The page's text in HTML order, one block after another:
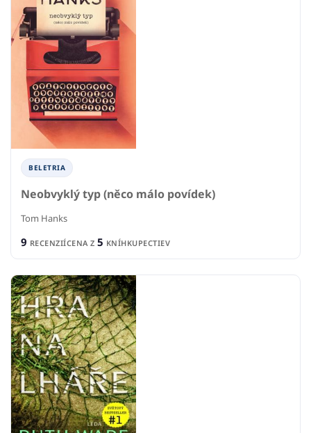
BELETRIA
Neobvyklý typ (něco málo povídek)
Tom Hanks
9 RECENZIÍCENA Z 5 KNÍHKUPECTIEV